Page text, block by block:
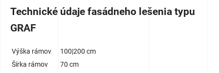
Technické údaje fasádneho lešenia typu
GRAF
Výška rámov
100|200 cm
Šírka rámov
70 cm